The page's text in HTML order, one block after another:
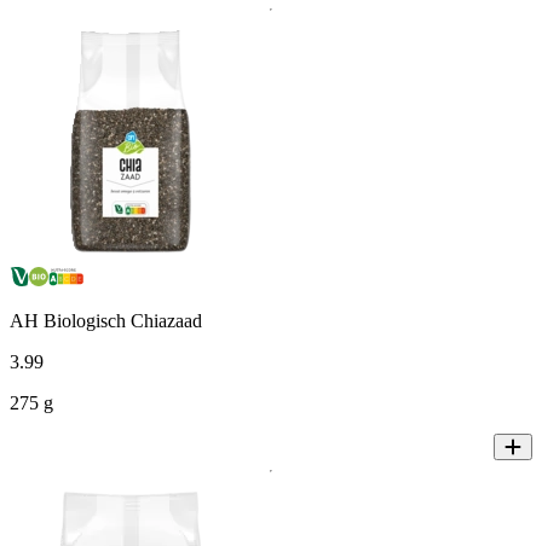
AH Biologisch Chiazaad
3.99
275 g